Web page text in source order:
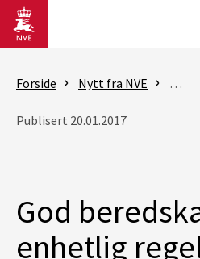
Gå til hovedinnhold
Forside Nytt fra NVE
Publisert 20.01.2017
God
enhetlig